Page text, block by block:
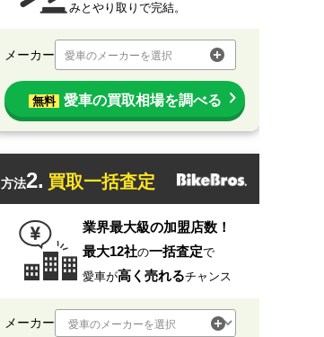
みとやり取りで完結。
メーカー 愛車のメーカーを選択
無料 愛車の買取相場を調べる
方法2. 買取一括査定
業界最大級の加盟店数！
最大12社の一括査定で
愛車が高く売れるチャンス
メーカー